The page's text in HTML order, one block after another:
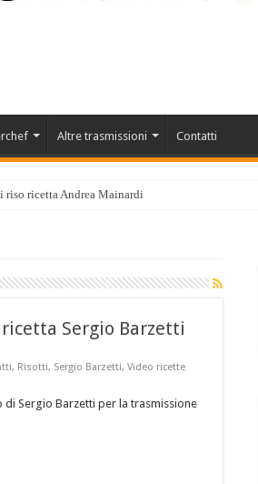
Altre trasmissioni Contatti
riso ricetta Andrea Mainardi
Sergio Barzetti
, Risotti, Sergio Barzetti, Video ricette
Sergio Barzetti per la trasmissione